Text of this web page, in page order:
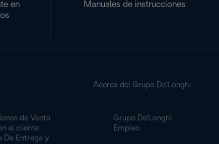
en
Manuales de instrucciones
de Venta
al cliente
De Entrega y
Acerca del Grupo De'Longhi
Grupo De'Longhi
Empleo